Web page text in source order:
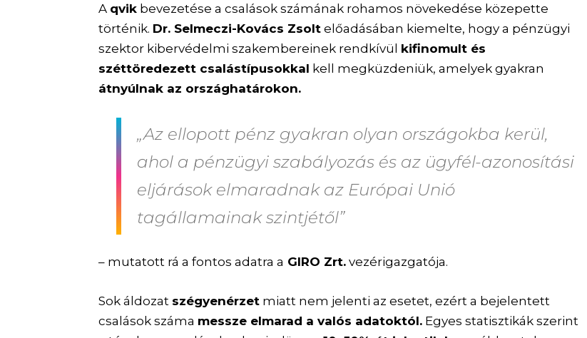
A qvik bevezetése a csalások számának rohamos növekedése közepette
történik. Dr. Selmeczi-Kovács Zsolt előadásában kiemelte, hogy a pénzügyi
szektor kibervédelmi szakembereinek rendkívül kifinomult és
széttöredezett csalástípusokkal kell megküzdeniük, amelyek gyakran
átnyúlnak az országhatárokon.
„Az ellopott pénz gyakran olyan országokba kerül,
ahol a pénzügyi szabályozás és az ügyfél-azonosítási
eljárások elmaradnak az Európai Unió
tagállamainak szintjétől”
– mutatott rá a fontos adatra a GIRO Zrt. vezérigazgatója.
Sok áldozat szégyenérzet miatt nem jelenti az esetet, ezért a bejelentett
csalások száma messze elmarad a valós adatoktól. Egyes statisztikák szerint